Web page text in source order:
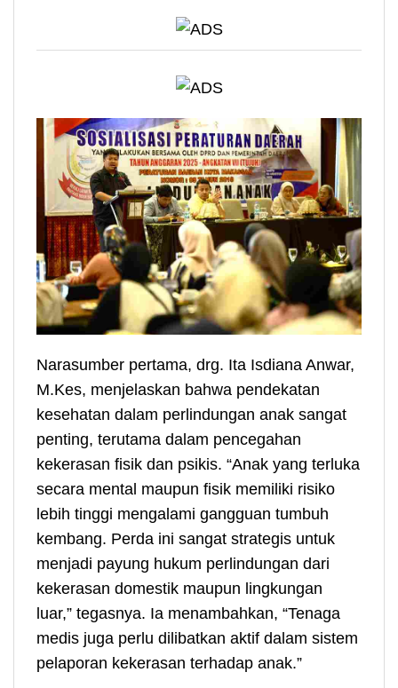
Narasumber pertama, drg. Ita Isdiana Anwar,
M.Kes, menjelaskan bahwa pendekatan
kesehatan dalam perlindungan anak sangat
penting, terutama dalam pencegahan
kekerasan fisik dan psikis. “Anak yang terluka
secara mental maupun fisik memiliki risiko
lebih tinggi mengalami gangguan tumbuh
kembang. Perda ini sangat strategis untuk
menjadi payung hukum perlindungan dari
kekerasan domestik maupun lingkungan
luar,” tegasnya. Ia menambahkan, “Tenaga
medis juga perlu dilibatkan aktif dalam sistem
pelaporan kekerasan terhadap anak.”